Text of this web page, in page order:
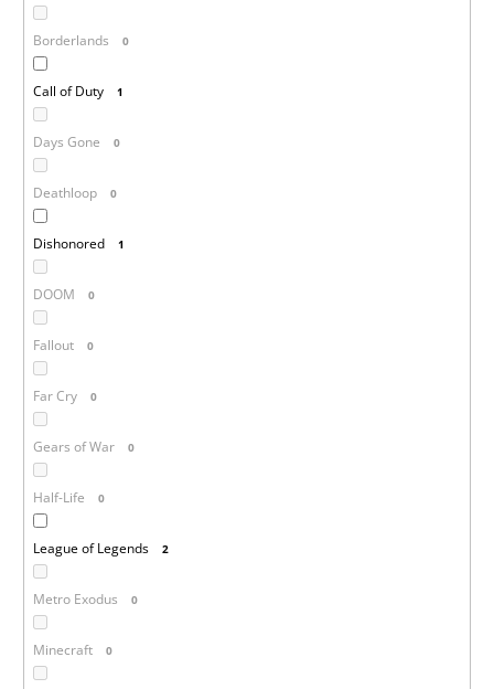
Borderlands 0
Call of Duty 1
Days Gone 0
Deathloop 0
Dishonored 1
DOOM 0
Fallout 0
Far Cry 0
Gears of War 0
Half-Life 0
League of Legends 2
Metro Exodus 0
Minecraft 0